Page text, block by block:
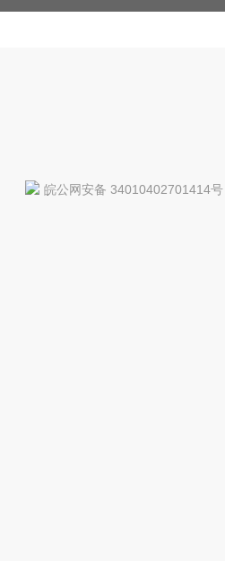
皖公网安备 34010402701414号